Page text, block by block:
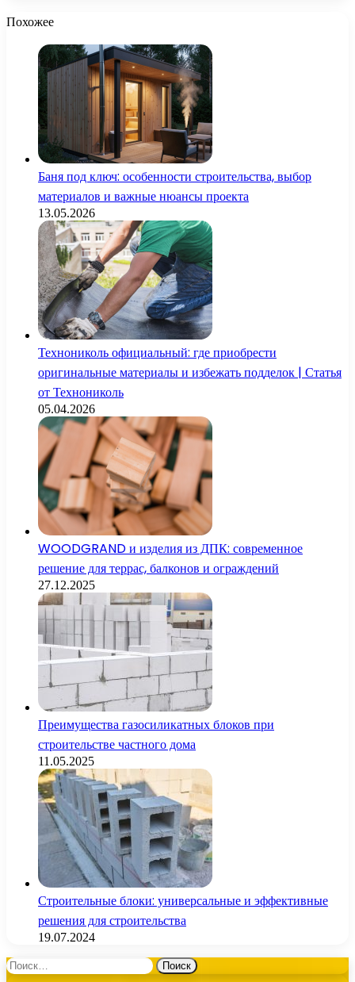
Похожее
Баня под ключ: особенности строительства, выбор
материалов и важные нюансы проекта
13.05.2026
Технониколь официальный: где приобрести
оригинальные материалы и избежать подделок | Статья
от Технониколь
05.04.2026
WOODGRAND и изделия из ДПК: современное
решение для террас, балконов и ограждений
27.12.2025
Преимущества газосиликатных блоков при
строительстве частного дома
11.05.2025
Строительные блоки: универсальные и эффективные
решения для строительства
19.07.2024
Найти: